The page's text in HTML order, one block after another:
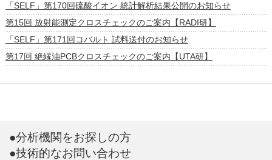
「SELF」第170回硫酸イオン 統計解析結果公開のお知らせ
第15回 放射能測定クロスチェックのご案内【RADI研】
「SELF」第171回コバルト 試料送付のお知らせ
第17回 絶縁油PCBクロスチェックのご案内【UTA研】
●分析機関をお探しの方
●技術的なお問い合わせ